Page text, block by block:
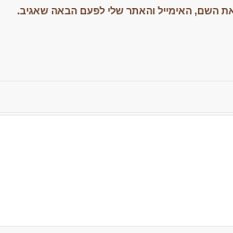
השם, האימייל והאתר שלי לפעם הבאה שאגיב.